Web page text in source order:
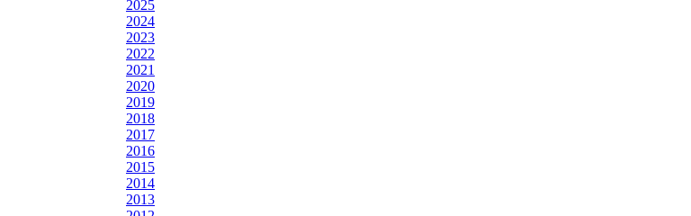
2025
2024
2023
2022
2021
2020
2019
2018
2017
2016
2015
2014
2013